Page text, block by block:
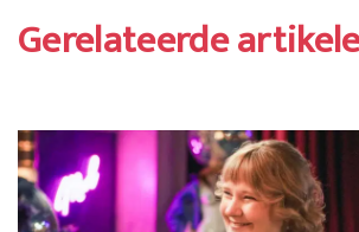
Gerelateerde